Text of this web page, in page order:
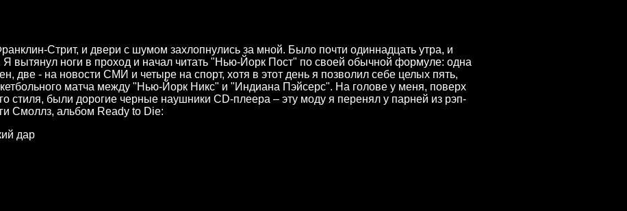
Стрит, и двери с шумом захлопнулись за мной. Было почти одиннадцать утра, и
Я вытянул ноги в проход и начал читать "Нью-Йорк Пост" по своей обычной формуле: одна
две - на новости СМИ и четыре на спорт, хотя в этот день я позволил себе целых пять,
матча между "Нью-Йорк Никс" и "Индиана Пэйсерс". На голове у меня, поверх
стиля, были дорогие черные наушники CD-плеера – эту моду я перенял у парней из рэп-
Смоллз, альбом Ready to Die:
дар